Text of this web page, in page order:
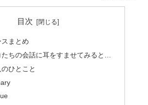
目次
まとめ
ちの会話に耳をすませてみると…
ひとこと